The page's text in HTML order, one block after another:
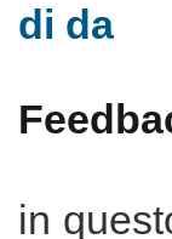
di da
in